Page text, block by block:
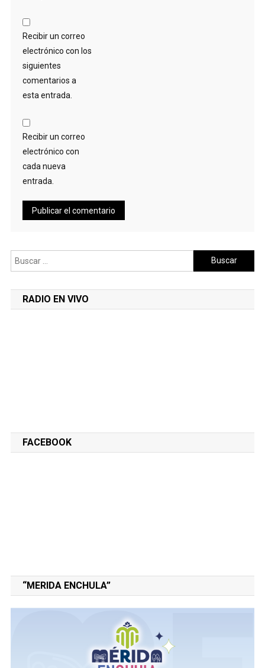
Recibir un correo
electrónico con los
siguientes
comentarios a
esta entrada.
Recibir un correo
electrónico con
cada nueva
entrada.
Buscar:
RADIO EN VIVO
FACEBOOK
“MERIDA ENCHULA”